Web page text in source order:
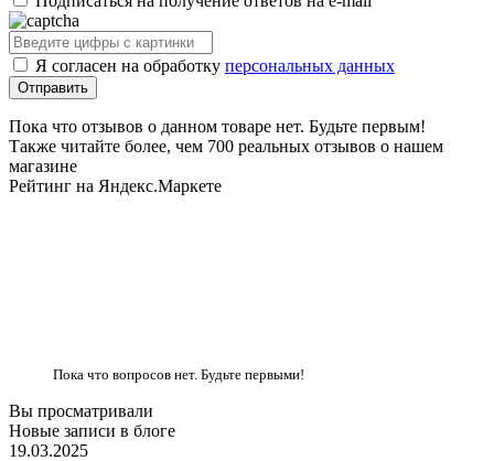
Я согласен на обработку персональных данных
Пока что отзывов о данном товаре нет. Будьте первым!
Также читайте более, чем 700 реальных отзывов о нашем
магазине
Рейтинг на Яндекс.Маркете
Пока что вопросов нет. Будьте первыми!
Вы просматривали
Новые записи в блоге
19.03.2025